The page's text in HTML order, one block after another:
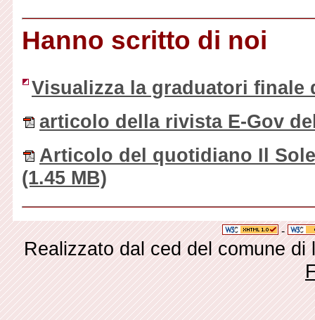
Hanno scritto di noi
Visualizza la graduatori finale
articolo della rivista E-Gov
Articolo del quotidiano Il
(1.45 MB)
-
Realizzato dal ced del comune